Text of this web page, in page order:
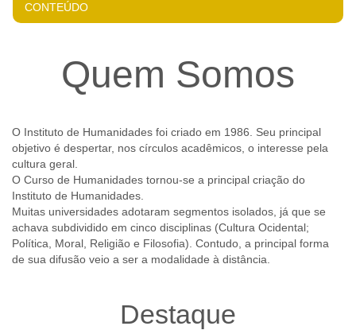
CONTEÚDO
Quem Somos
O Instituto de Humanidades foi criado em 1986. Seu principal
objetivo é despertar, nos círculos acadêmicos, o interesse pela
cultura geral.
O Curso de Humanidades tornou-se a principal criação do
Instituto de Humanidades.
Muitas universidades adotaram segmentos isolados, já que se
achava subdividido em cinco disciplinas (Cultura Ocidental;
Política, Moral, Religião e Filosofia). Contudo, a principal forma
de sua difusão veio a ser a modalidade à distância.
Destaque